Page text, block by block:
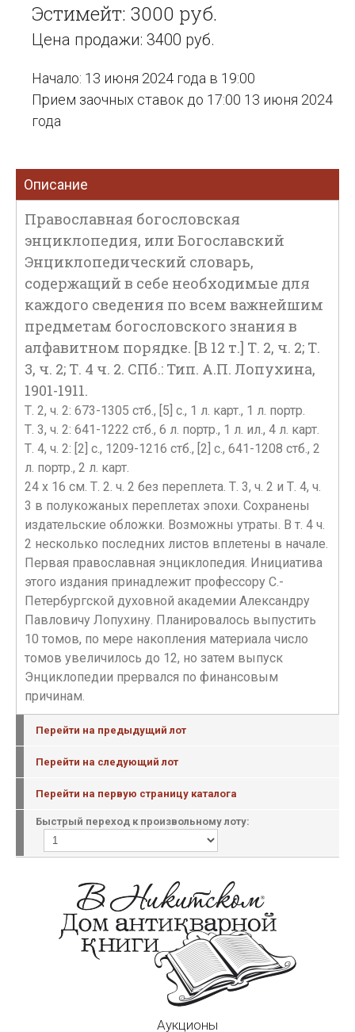
Эстимейт: 3000 руб.
Цена продажи: 3400 руб.
Начало: 13 июня 2024 года в 19:00
Прием заочных ставок до 17:00 13 июня 2024
года
Описание
Православная богословская
энциклопедия, или Богославский
Энциклопедический словарь,
содержащий в себе необходимые для
каждого сведения по всем важнейшим
предметам богословского знания в
алфавитном порядке. [В 12 т.] Т. 2, ч. 2; Т.
3, ч. 2; Т. 4 ч. 2. СПб.: Тип. А.П. Лопухина,
1901-1911.
Т. 2, ч. 2: 673-1305 стб., [5] с., 1 л. карт., 1 л. портр.
Т. 3, ч. 2: 641-1222 стб., 6 л. портр., 1 л. ил., 4 л. карт.
Т. 4, ч. 2: [2] с., 1209-1216 стб., [2] с., 641-1208 стб., 2
л. портр., 2 л. карт.
24 х 16 см. Т. 2. ч. 2 без переплета. Т. 3, ч. 2 и Т. 4, ч.
3 в полукожаных переплетах эпохи. Сохранены
издательские обложки. Возможны утраты. В т. 4 ч.
2 несколько последних листов вплетены в начале.
Первая православная энциклопедия. Инициатива
этого издания принадлежит профессору С.-
Петербургской духовной академии Александру
Павловичу Лопухину. Планировалось выпустить
10 томов, по мере накопления материала число
томов увеличилось до 12, но затем выпуск
Энциклопедии прервался по финансовым
причинам.
Перейти на предыдущий лот
Перейти на следующий лот
Перейти на первую страницу каталога
Быстрый переход к произвольному лоту:
Аукционы